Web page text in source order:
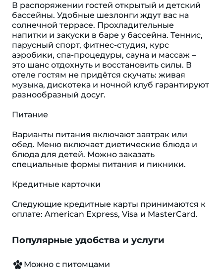
В распоряжении гостей открытый и детский
бассейны. Удобные шезлонги ждут вас на
солнечной террасе. Прохладительные
напитки и закуски в баре у бассейна. Теннис,
парусный спорт, фитнес-студия, курс
аэробики, спа-процедуры, сауна и массаж –
это шанс отдохнуть и восстановить силы. В
отеле гостям не придётся скучать: живая
музыка, дискотека и ночной клуб гарантируют
разнообразный досуг.
Питание
Варианты питания включают завтрак или
обед. Меню включает диетические блюда и
блюда для детей. Можно заказать
специальные формы питания и пикники.
Кредитные карточки
Следующие кредитные карты принимаются к
оплате: American Express, Visa и MasterCard.
Популярные удобства и услуги
Можно с питомцами